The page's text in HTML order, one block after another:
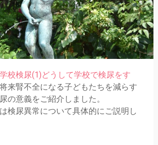
学校検尿(1)どうして学校で検尿をす
来腎不全になる子どもたちを減らす
の意義をご紹介しました。
検尿異常について具体的にご説明し